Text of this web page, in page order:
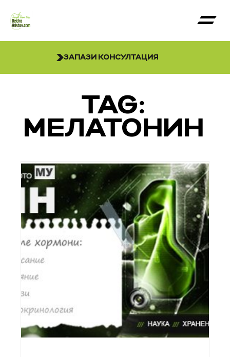
ЗАПАЗИ КОНСУЛТАЦИЯ
TAG:
МЕЛАТОНИН